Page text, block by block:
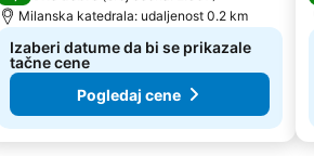
Milanska katedrala: udaljenost 0.2 km
Izaberi datume da bi se prikazale
tačne cene
Pogledaj cene